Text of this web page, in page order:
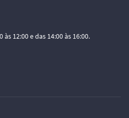
12:00 e das 14:00 às 16:00.